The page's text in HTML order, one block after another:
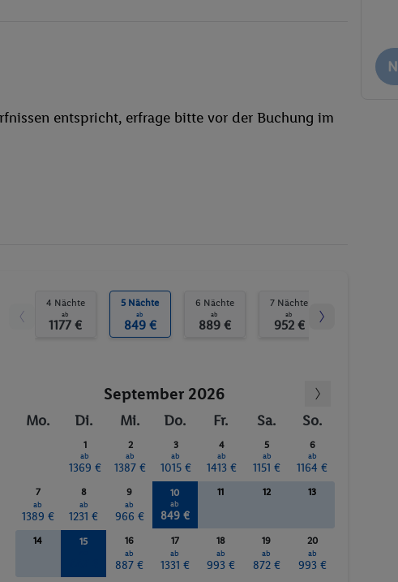
Liegestühle
entspricht, erfrage bitte vor der Buchung im
4 Nächte
ab
1177 €
5 Nächte
ab
849 €
6 Nächte
ab
889 €
7 Nächte
ab
952 €
September 2026
Mo. Di. Mi. Do. Fr. Sa. So.
1
ab
1369 €
2
ab
1387 €
3
ab
1015 €
4
ab
1413 €
5
ab
1151 €
6
ab
1164 €
7
ab
1389 €
8
ab
1231 €
9
ab
966 €
10
ab
849 €
11 12 13
14 15 16
ab
887 €
17
ab
1331 €
18
ab
993 €
19
ab
872 €
20
ab
993 €